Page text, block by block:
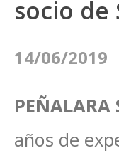
socio de
14/06/2019
PEÑALARA
años de